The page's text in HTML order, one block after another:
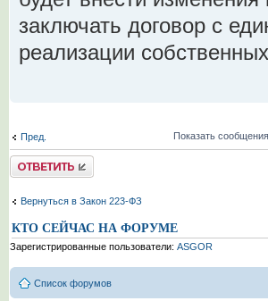
заключать договор с
реализации
Пред. Показать
Комментировать
Вернуться в Закон 223-ФЗ
КТО СЕЙЧАС НА ФОРУМЕ
Зарегистрированные пользователи: ASGOR
Список форумов